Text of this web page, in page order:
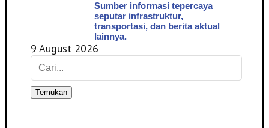
Sumber informasi tepercaya
seputar infrastruktur,
transportasi, dan berita aktual
lainnya.
9 August 2026
Temukan